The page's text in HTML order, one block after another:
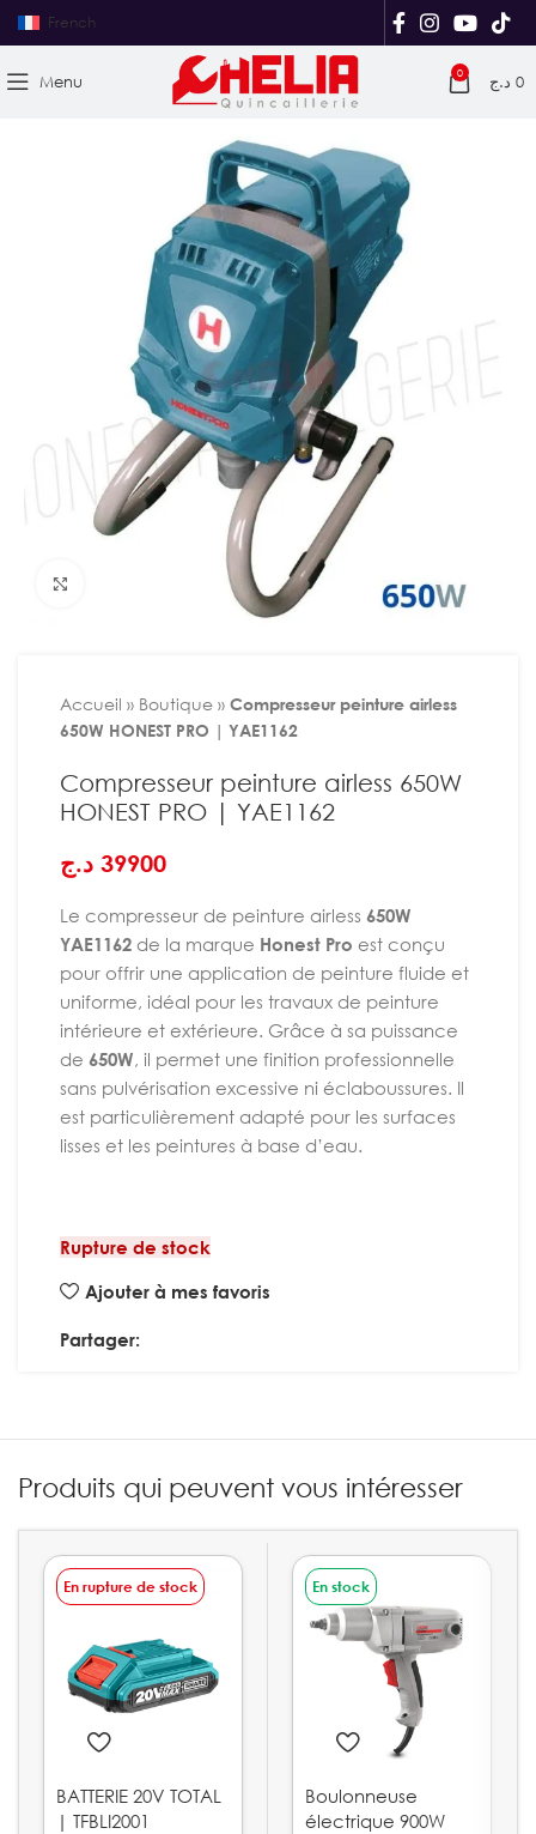
French
Menu 0 0 د.ج
Accueil » Boutique » Compresseur peinture airless
650W HONEST PRO | YAE1162
Compresseur peinture airless 650W
HONEST PRO | YAE1162
39900 د.ج
Le compresseur de peinture airless 650W
YAE1162 de la marque Honest Pro est conçu
pour offrir une application de peinture fluide et
uniforme, idéal pour les travaux de peinture
intérieure et extérieure. Grâce à sa puissance
de 650W, il permet une finition professionnelle
sans pulvérisation excessive ni éclaboussures. Il
est particulièrement adapté pour les surfaces
lisses et les peintures à base d’eau.
Rupture de stock
Ajouter à mes favoris
Partager:
Produits qui peuvent vous intéresser
En rupture de stock
BATTERIE 20V TOTAL
| TFBLI2001
En stock
Boulonneuse
électrique 900W